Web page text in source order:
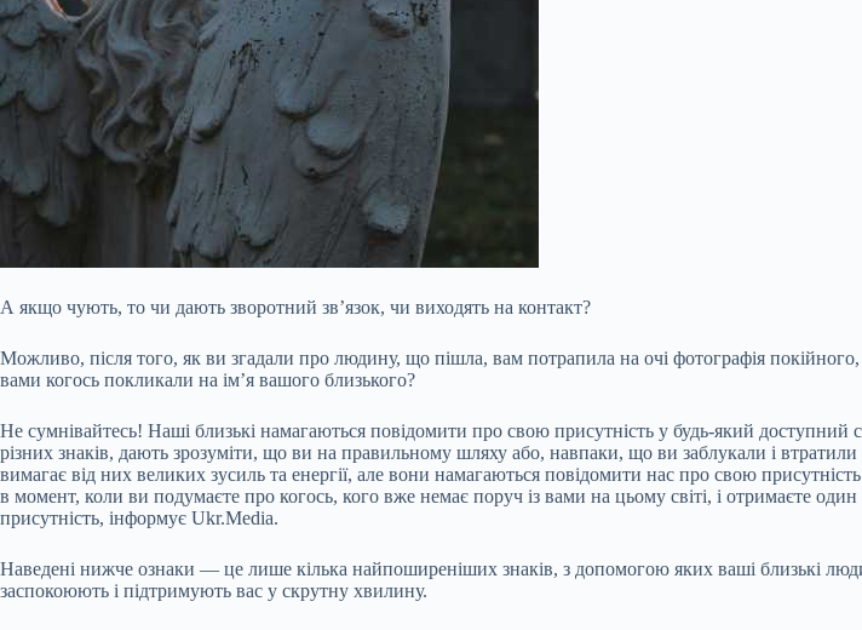
А якщо чують, то чи дають зворотний зв’язок, чи виходять на контакт?
Можливо, після того, як ви згадали про людину, що пішла, вам потрапила на очі фотографія
вами когось покликали на ім’я вашого близького?
Не сумнівайтесь! Наші близькі намагаються повідомити про свою присутність у будь-який
різних знаків, дають зрозуміти, що ви на правильному шляху або, навпаки, що ви заблукали і
вимагає від них великих зусиль та енергії, але вони намагаються повідомити нас про свою
в момент, коли ви подумаєте про когось, кого вже немає поруч із вами на цьому світі, і отримаєте
присутність, інформує Ukr.Media.
Наведені нижче ознаки — це лише кілька найпоширеніших знаків, з допомогою яких ваші близькі
заспокоюють і підтримують вас у скрутну хвилину.